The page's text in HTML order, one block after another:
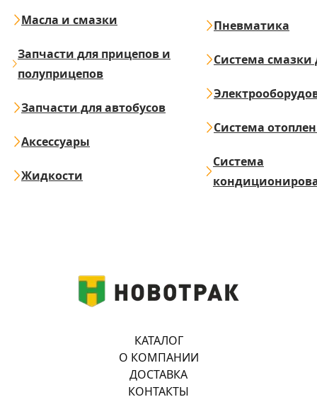
Масла и смазки
Запчасти для прицепов и
полуприцепов
Запчасти для автобусов
Аксессуары
Жидкости
Пневматика
Система смазки
Система
Система
КАТАЛОГ
О КОМПАНИИ
ДОСТАВКА
КОНТАКТЫ